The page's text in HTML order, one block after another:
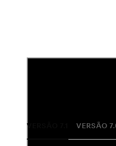
VERSÃO 7.1 VERSÃO